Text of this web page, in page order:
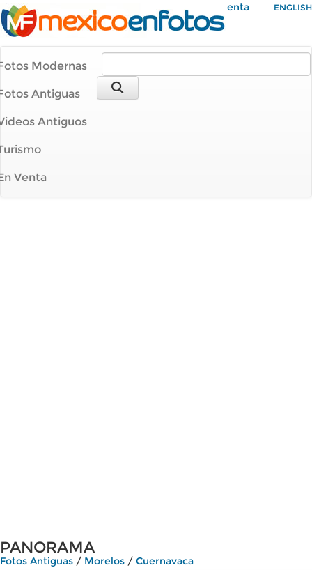
Mi Cuenta ENGLISH
Modernas
Antiguas
Antiguos
Venta
PANORAMA
Fotos Antiguas / Morelos / Cuernavaca